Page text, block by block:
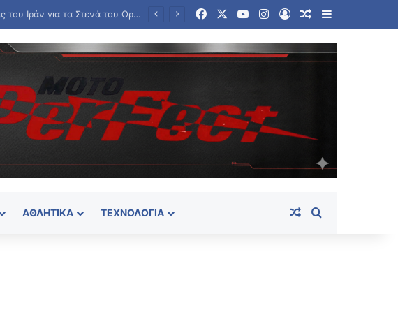
ΠΑΣΟΚ προς Σκέρτσο: «Τα επιχειρήματα διαρκούν μέχρι τα επόμενα που αναιρούν τα προηγούμενα» FacebookYouTubeInstagram
Log InRandom Article
Sidebar
ΑΘΛΗΤΙΚΆ ΤΕΧΝΟΛΟΓΊΑ Random Article